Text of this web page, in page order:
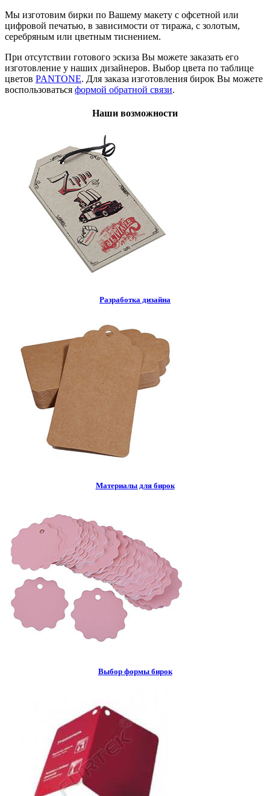
Мы изготовим бирки по Вашему макету с офсетной или
цифровой печатью, в зависимости от тиража, с золотым,
серебряным или цветным тиснением.
При отсутствии готового эскиза Вы можете заказать его
изготовление у наших дизайнеров. Выбор цвета по таблице
цветов PANTONE. Для заказа изготовления бирок Вы можете
воспользоваться формой обратной связи.
Наши возможности
Разработка дизайна
Материалы для бирок
Выбор формы бирок